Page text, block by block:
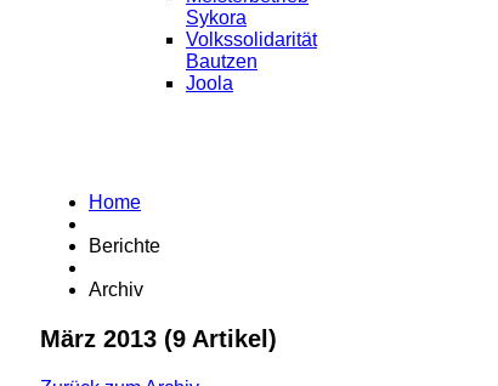
Sykora
Volkssolidarität
Bautzen
Joola
Home
Berichte
Archiv
März 2013 (9 Artikel)